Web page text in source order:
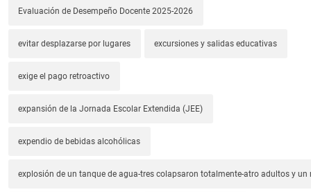
Evaluación de Desempeño Docente 2025-2026
evitar desplazarse por lugares excursiones y salidas educativas
exige el pago retroactivo
expansión de la Jornada Escolar Extendida (JEE)
expendio de bebidas alcohólicas
explosión de un tanque de agua-tres colapsaron totalmente-atro adultos y un